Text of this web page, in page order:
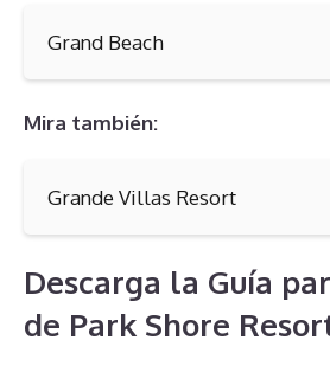
Grand Beach
Mira también:
Grande Villas Resort
Descarga la Guía
de Park Shore